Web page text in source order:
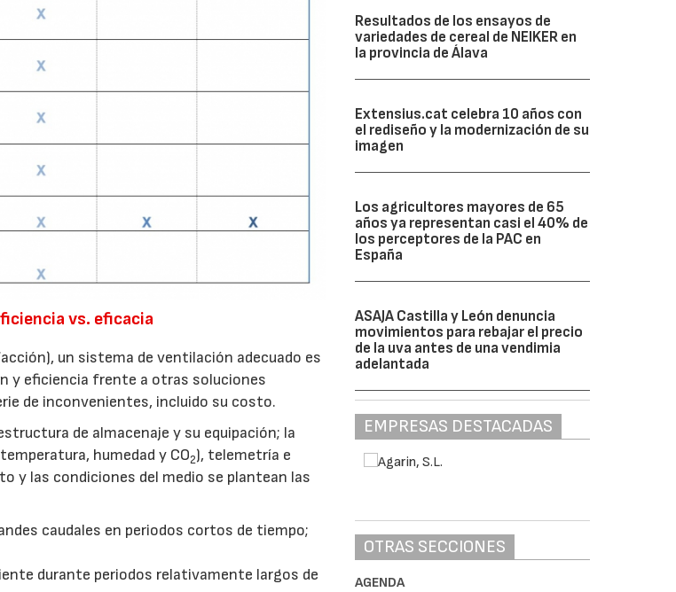
vs. eficacia
un sistema de ventilación adecuado es
y eficiencia frente a otras soluciones
de inconvenientes, incluido su costo.
de almacenaje y su equipación; la
humedad y CO2), telemetría e
y las condiciones del medio se plantean las
caudales en periodos cortos de tiempo;
durante periodos relativamente largos de
Resultados de los ensayos de
variedades de cereal de NEIKER en
la provincia de Álava
Extensius.cat celebra 10 años con
el rediseño y la modernización de su
imagen
Los agricultores mayores de 65
años ya representan casi el 40% de
los perceptores de la PAC en
España
ASAJA Castilla y León denuncia
movimientos para rebajar el precio
de la uva antes de una vendimia
adelantada
EMPRESAS DESTACADAS
OTRAS SECCIONES
AGENDA